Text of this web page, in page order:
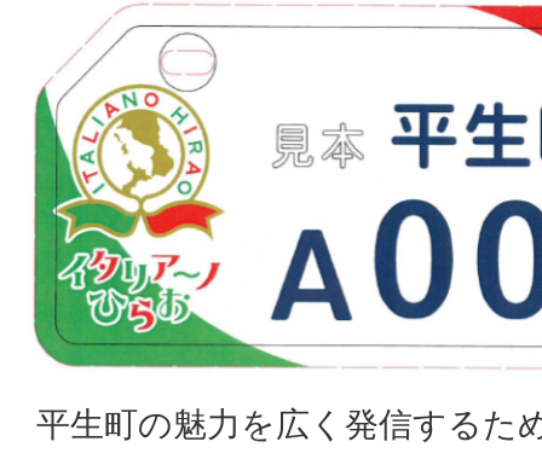
平生町の魅力を広く発信するた